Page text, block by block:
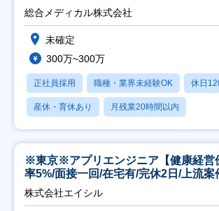
総合メディカル株式会社
未確定
300万~300万
正社員採用 職種・業界未経験OK 休日
産休・育休あり 月残業20時間以内
※東京※アプリエンジニア【健康経営
率5%/面接一回/在宅有/完休2日/上流案
株式会社エイシル